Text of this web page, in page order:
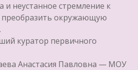
и неустанное стремление к
преобразить окружающую
куратор первичного
Анастасия Павловна — МОУ